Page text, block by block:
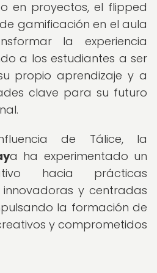
en proyectos, el flipped
gamificación en el aula
la experiencia
a los estudiantes a ser
propio aprendizaje y a
clave para su futuro
de Tálice, la
a ha experimentado un
hacia prácticas
y centradas
la formación de
y comprometidos